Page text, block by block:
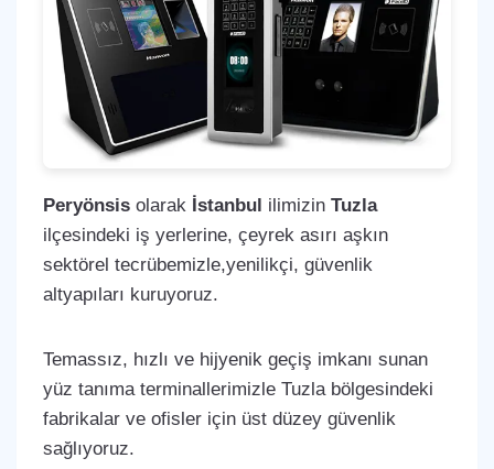
Peryönsisolarak İstanbul ilimizin Tuzla
ilçesindeki iş yerlerine, çeyrek asırı aşkın
sektörel tecrübemizle,yenilikçi, güvenlik
altyapıları kuruyoruz.
Temassız, hızlı ve hijyenik geçiş imkanı sunan
yüz tanıma terminallerimizle Tuzla bölgesindeki
fabrikalar ve ofisler için üst düzey güvenlik
sağlıyoruz.